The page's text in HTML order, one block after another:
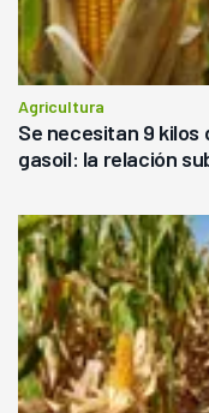
Agricultura
Se necesitan 9 kilos
gasoil: la relación